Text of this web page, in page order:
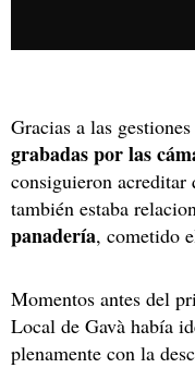
Gracias a las
grabadas por las
consiguieron acreditar
también estaba
panadería, cometido
Momentos antes del
Local de Gavà había
plenamente con la